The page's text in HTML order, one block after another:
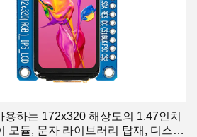
하는 172x320 해상도의 1.47인치
모듈, 문자 라이브러리 탑재, 디스플